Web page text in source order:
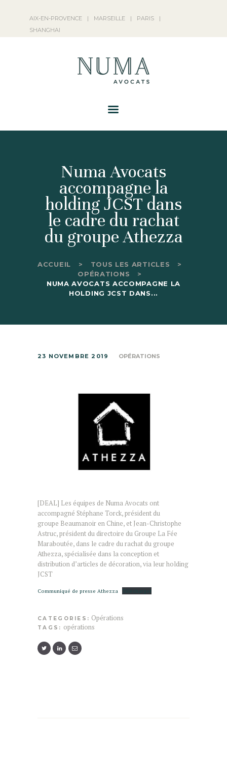
AIX-EN-PROVENCE | MARSEILLE | PARIS
|
SHANGHAI
Numa Avocats
accompagne la
holding JCST dans
le cadre du rachat
du groupe Athezza
ACCUEIL
TOUS LES ARTICLES
OPÉRATIONS
NUMA AVOCATS ACCOMPAGNE LA
HOLDING JCST DANS...
NOS ACTIVITÉS
FRANÇAIS
23 NOVEMBRE 2019 OPÉRATIONS
[DEAL] Les équipes de Numa Avocats ont
accompagné Stéphane Torck, président du
groupe Beaumanoir en Chine, et Jean-Christophe
Astruc, président du directoire du Groupe La Fée
Maraboutée, dans le cadre du rachat du groupe
Athezza, spécialisée dans la conception et
distribution d’articles de décoration, via leur holding
JCST
Communiqué de presse Athezza Télécharger
CATEGORIES: Opérations
TAGS: opérations